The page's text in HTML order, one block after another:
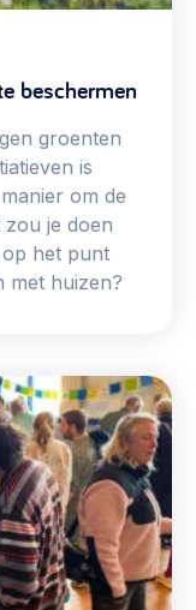
beschermen
groenten
is
om de
je doen
op het punt
met huizen?